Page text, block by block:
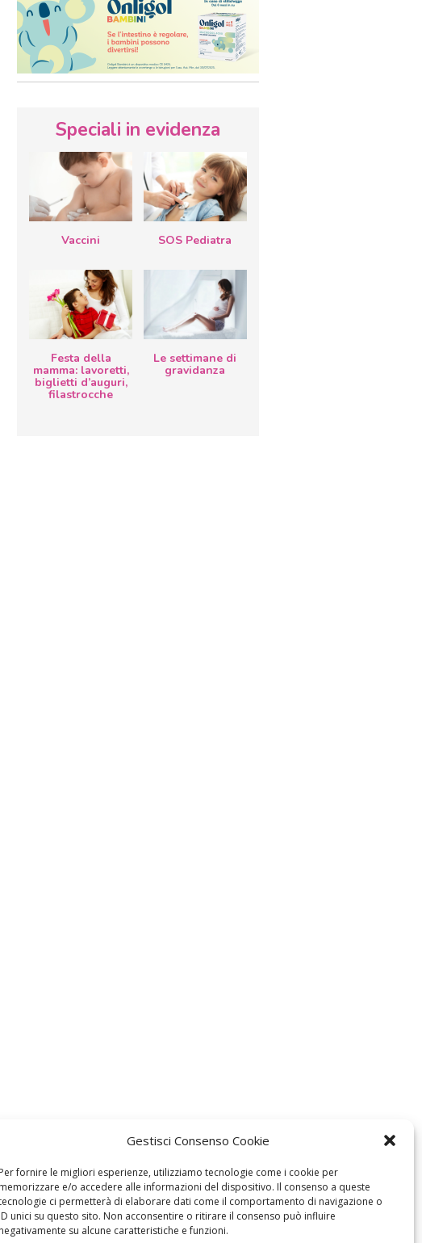
Gestisci Consenso Cookie
Per fornire le migliori esperienze, utilizziamo tecnologie come i cookie per
memorizzare e/o accedere alle informazioni del dispositivo. Il consenso a queste
ci permetterà di elaborare dati come il comportamento di navigazione o
ID unici su questo sito. Non acconsentire o ritirare il consenso può influire
negativamente su alcune caratteristiche e funzioni.
Speciali in evidenza
Vaccini SOS Pediatra
Festa della
mamma: lavoretti,
biglietti d’auguri,
filastrocche
Le settimane di
gravidanza